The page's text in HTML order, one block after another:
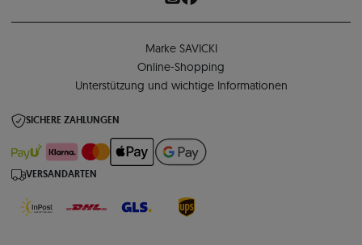
Marke SAVICKI
Online-Shopping
Unterstützung und wichtige Informationen
SICHERE ZAHLUNGEN
VERSANDARTEN